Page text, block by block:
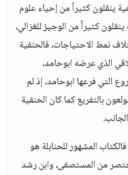
ينقلون كثيراً من إحياء علوم
ينقلون كثيراً من الوجيز للغزالي،
نمط الاحتياجات، فالحنفية
الذي عرضه ابوحامد،
التي فرعها ابوحامد، إذ لم
بالتفريع كما كان الحنفية
المشهور للحنابلة هو
من المستصفى، وابن رشد